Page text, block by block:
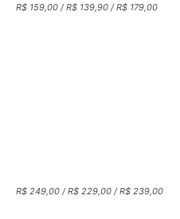
R$ 159,00 / R$ 139,90 / R$ 179,00
R$ 249,00 / R$ 229,00 / R$ 239,00